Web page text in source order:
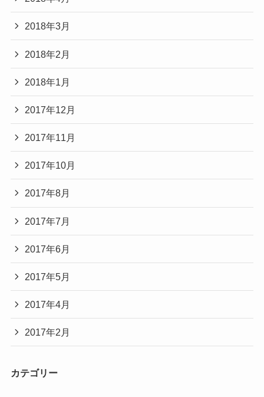
2018年3月
2018年2月
2018年1月
2017年12月
2017年11月
2017年10月
2017年8月
2017年7月
2017年6月
2017年5月
2017年4月
2017年2月
カテゴリー